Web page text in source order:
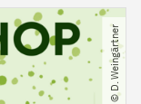
© D. Weingärtner